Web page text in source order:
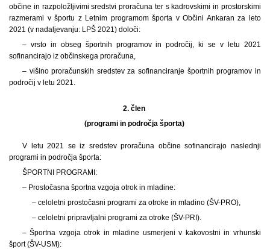
občine in razpoložljivimi sredstvi proračuna ter s kadrovskimi in prostorskimi
razmerami v športu z Letnim programom športa v Občini Ankaran za leto
2021 (v nadaljevanju: LPŠ 2021) določi:
– vrsto in obseg športnih programov in področij, ki se v letu 2021
sofinancirajo iz občinskega proračuna,
– višino proračunskih sredstev za sofinanciranje športnih programov in
področij v letu 2021.
2. člen
(programi in področja športa)
V letu 2021 se iz sredstev proračuna občine sofinancirajo naslednji
programi in področja športa:
ŠPORTNI PROGRAMI:
– Prostočasna športna vzgoja otrok in mladine:
– celoletni prostočasni programi za otroke in mladino (ŠV-PRO),
– celoletni pripravljalni programi za otroke (ŠV-PRI).
– Športna vzgoja otrok in mladine usmerjeni v kakovostni in vrhunski
šport (ŠV-USM):